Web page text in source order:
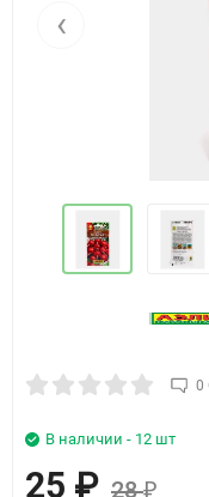
‹
0
В наличии - 12 шт
25 ₽ 28₽